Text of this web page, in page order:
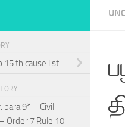
15 th cause list
para 9* – Civil
Order 7 Rule 10